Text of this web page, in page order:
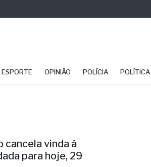
ESPORTE OPINIÃO POLÍCIA POLÍTICA
cancela vinda à
para hoje, 29